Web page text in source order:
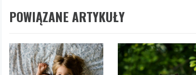
POWIĄZANE ARTYKUŁY